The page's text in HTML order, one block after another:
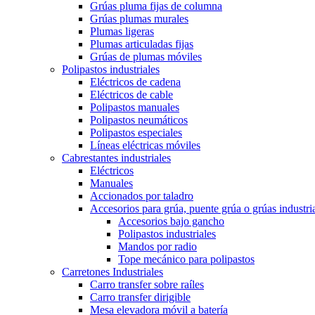
Grúas pluma fijas de columna
Grúas plumas murales
Plumas ligeras
Plumas articuladas fijas
Grúas de plumas móviles
Polipastos industriales
Eléctricos de cadena
Eléctricos de cable
Polipastos manuales
Polipastos neumáticos
Polipastos especiales
Líneas eléctricas móviles
Cabrestantes industriales
Eléctricos
Manuales
Accionados por taladro
Accesorios para grúa, puente grúa o grúas
Accesorios bajo gancho
Polipastos industriales
Mandos por radio
Tope mecánico para polipastos
Carretones Industriales
Carro transfer sobre raíles
Carro transfer dirigible
Mesa elevadora móvil a batería